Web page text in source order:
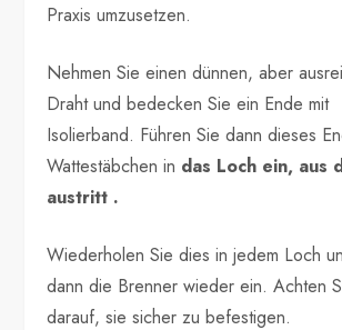
Praxis umzusetzen.
Nehmen Sie einen dünnen, aber
Draht und bedecken Sie ein Ende mit
Isolierband. Führen Sie dann dieses
Wattestäbchen in das Loch ein, aus
austritt .
Wiederholen Sie dies in jedem Loch
dann die Brenner wieder ein. Achten
darauf, sie sicher zu befestigen.